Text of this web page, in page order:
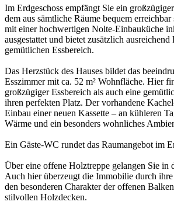
Im Erdgeschoss empfängt Sie ein
dem aus sämtliche Räume bequem
mit einer hochwertigen Nolte-Einbauküche
ausgestattet und bietet zusätzlich ausreichend
gemütlichen Essbereich.
Das Herzstück des Hauses bildet das
Esszimmer mit ca. 52 m² Wohnfläche. Hier
großzügiger Essbereich als auch eine
ihren perfekten Platz. Der vorhandene
Einbau einer neuen Kassette – an kühleren
Wärme und ein besonders wohnliches
Ein Gäste-WC rundet das Raumangebot im
Über eine offene Holztreppe gelangen Sie in
Auch hier überzeugt die Immobilie durch
den besonderen Charakter der offenen
stilvollen Holzdecken.